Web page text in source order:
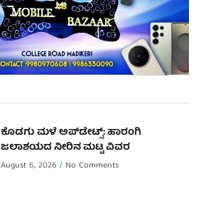
ಕೊಡಗು ಮಳೆ ಅಪ್‌ಡೇಟ್ಸ್: ಹಾರಂಗಿ
ಜಲಾಶಯದ ನೀರಿನ ಮಟ್ಟ ವಿವರ
August 6, 2026 No Comments